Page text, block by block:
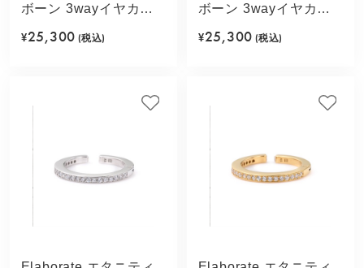
ボーン 3wayイヤカフ
¥25,300 (税込)
ボーン 3wayイヤカフ
ー)
¥25,300 (税込)